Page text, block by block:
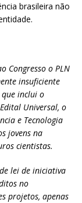
brasileira não
Congresso o PLN
insuficiente
inclui o
Universal, o
e Tecnologia
jovens na
cientistas.
lei de iniciativa
no
projetos, apenas